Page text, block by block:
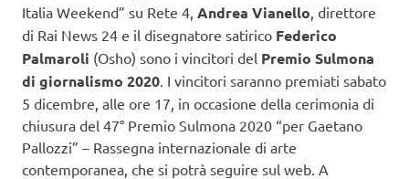
Italia Weekend” su Rete 4, Andrea Vianello , direttore
di Rai News 24 e il disegnatore satirico Federico
Palmaroli (Osho) sono i vincitori del Premio Sulmona
di giornalismo 2020 . I vincitori saranno premiati sabato
5 dicembre, alle ore 17, in occasione della cerimonia di
chiusura del 47° Premio Sulmona 2020 “per Gaetano
Pallozzi” – Rassegna internazionale di arte
contemporanea, che si potrà seguire sul web. A